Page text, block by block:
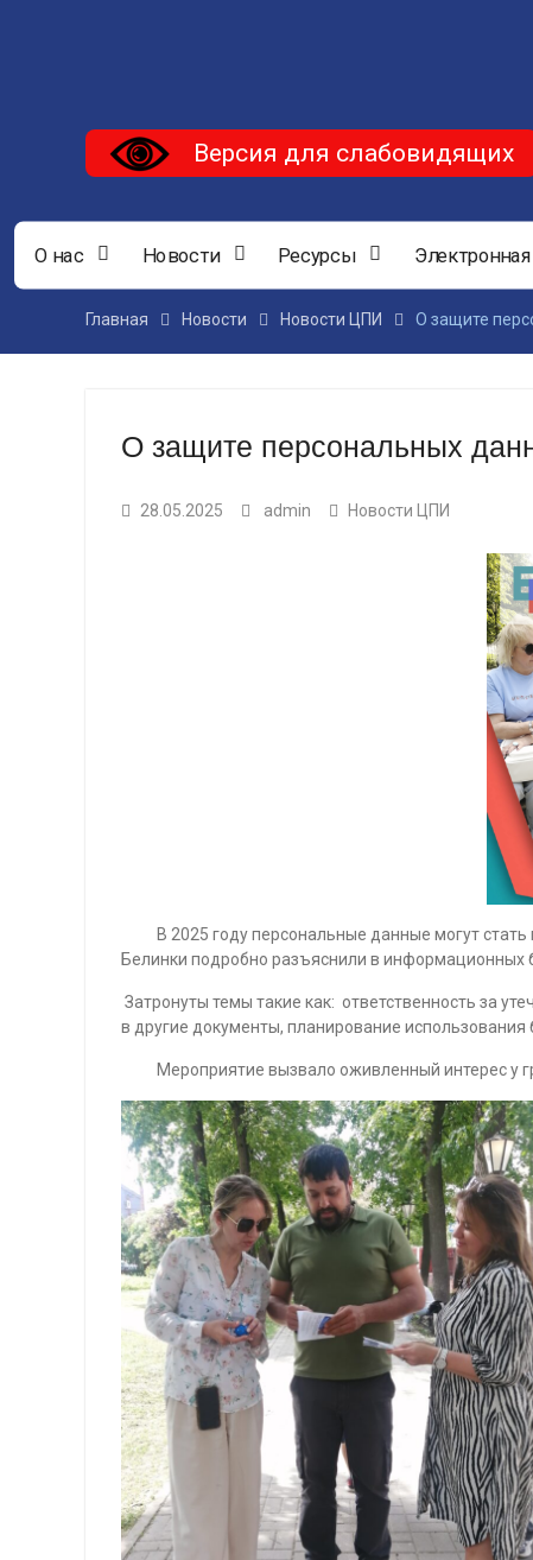
Версия для слабовидящих
О нас Новости Ресурсы
Главная Новости Новости ЦПИ О защите
О защите персональных
28.05.2025 admin Новости ЦПИ
В 2025 году персональные данные могут стать
Белинки подробно разъяснили в информационных
Затронуты темы такие как: ответственность за
в другие документы, планирование
Мероприятие вызвало оживленный интерес у